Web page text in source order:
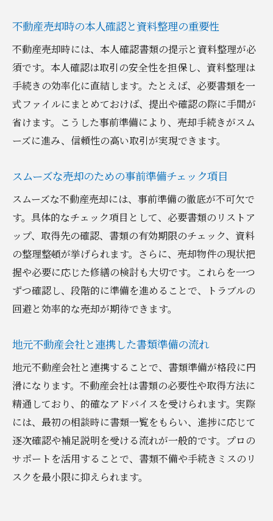
不動産売却時の本人確認と資料整理の重要性
不動産売却時には、本人確認書類の提示と資料整理が必
須です。本人確認は取引の安全性を担保し、資料整理は
手続きの効率化に直結します。たとえば、必要書類を一
式ファイルにまとめておけば、提出や確認の際に手間が
省けます。こうした事前準備により、売却手続きがスム
ーズに進み、信頼性の高い取引が実現できます。
スムーズな売却のための事前準備チェック項目
スムーズな不動産売却には、事前準備の徹底が不可欠で
す。具体的なチェック項目として、必要書類のリストア
ップ、取得先の確認、書類の有効期限のチェック、資料
の整理整頓が挙げられます。さらに、売却物件の現状把
握や必要に応じた修繕の検討も大切です。これらを一つ
ずつ確認し、段階的に準備を進めることで、トラブルの
回避と効率的な売却が期待できます。
地元不動産会社と連携した書類準備の流れ
地元不動産会社と連携することで、書類準備が格段に円
滑になります。不動産会社は書類の必要性や取得方法に
精通しており、的確なアドバイスを受けられます。実際
には、最初の相談時に書類一覧をもらい、進捗に応じて
逐次確認や補足説明を受ける流れが一般的です。プロの
サポートを活用することで、書類不備や手続きミスのリ
スクを最小限に抑えられます。